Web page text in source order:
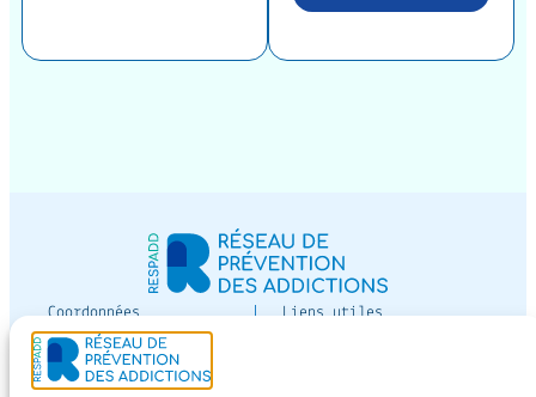
Coordonnées
12 av Paul-Vaillant-
Couturier
Liens utiles